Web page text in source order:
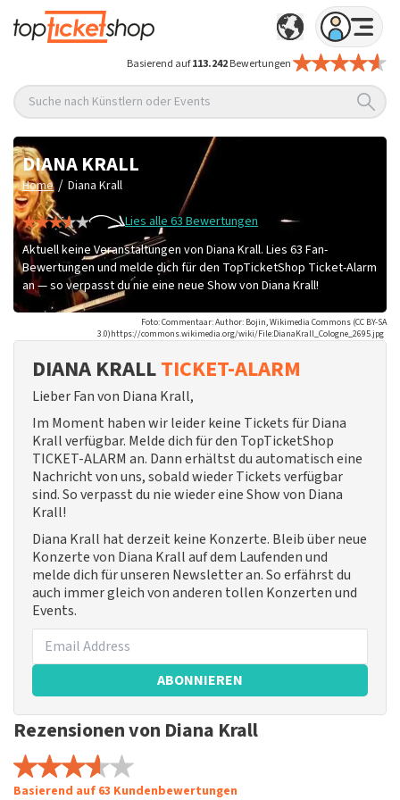
Basierend auf113.242Bewertungen
Suche nach Künstlern oder Events
DIANA KRALL
Home / Diana Krall
Lies alle 63 Bewertungen
Aktuell keine Veranstaltungen von Diana Krall. Lies 63 Fan-
Bewertungen und melde dich für den TopTicketShop Ticket-Alarm
an — so verpasst du nie eine neue Show von Diana Krall!
Foto: Commentaar: Author: Bojin, Wikimedia Commons (CC BY-SA
3.0)https://commons.wikimedia.org/wiki/File:DianaKrall_Cologne_2695.jpg
DIANA KRALLTICKET-ALARM
Lieber Fan von Diana Krall,
Im Moment haben wir leider keine Tickets für Diana
Krall verfügbar. Melde dich für den TopTicketShop
TICKET-ALARM an. Dann erhältst du automatisch eine
Nachricht von uns, sobald wieder Tickets verfügbar
sind. So verpasst du nie wieder eine Show von Diana
Krall!
Diana Krall hat derzeit keine Konzerte. Bleib über neue
Konzerte von Diana Krall auf dem Laufenden und
melde dich für unseren Newsletter an. So erfährst du
auch immer gleich von anderen tollen Konzerten und
Events.
ABONNIEREN
Rezensionen von Diana Krall
Basierend auf 63 Kundenbewertungen